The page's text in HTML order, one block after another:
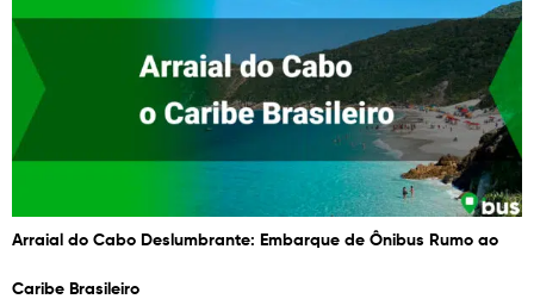
Arraial do Cabo Deslumbrante: Embarque de Ônibus Rumo ao
Caribe Brasileiro